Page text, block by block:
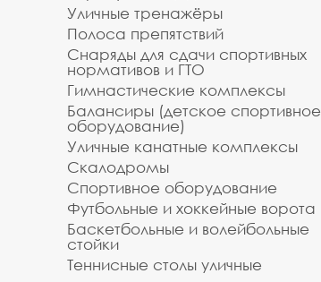
Уличные тренажёры
Полоса препятствий
Снаряды для сдачи спортивных
нормативов и ГТО
Гимнастические комплексы
Балансиры (детское спортивное
оборудование)
Уличные канатные комплексы
Скалодромы
Спортивное оборудование
Футбольные и хоккейные ворота
Баскетбольные и волейбольные
стойки
Теннисные столы уличные